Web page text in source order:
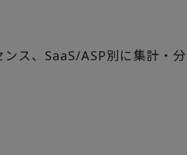
ス、SaaS/ASP別に集計・分